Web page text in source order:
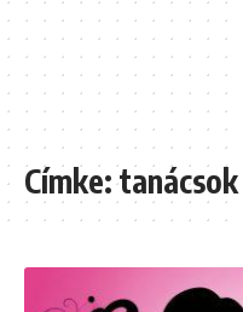
Címke:tanácsok